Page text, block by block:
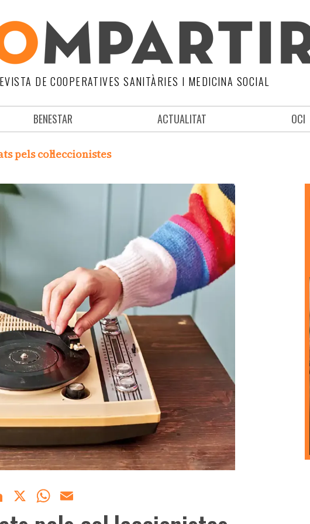
DE COOPERATIVES SANITÀRIES I MEDICINA SOCIAL
BENESTAR ACTUALITAT OCI
pels col·leccionistes
LinkedIn
X WhatsApp